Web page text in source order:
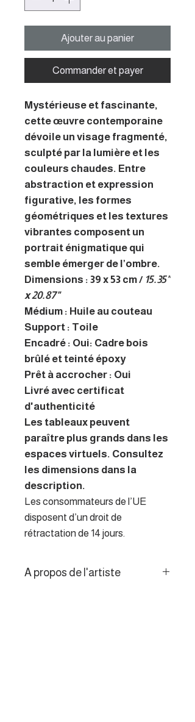
Ajouter au panier
Commander et payer
Mystérieuse et fascinante,
cette œuvre contemporaine
dévoile un visage fragmenté,
sculpté par la lumière et les
couleurs chaudes. Entre
abstraction et expression
figurative, les formes
géométriques et les textures
vibrantes composent un
portrait énigmatique qui
semble émerger de l’ombre.
Dimensions : 39 x 53 cm / 15.35"
x 20.87"
Médium : Huile au couteau
Support : Toile
Encadré : Oui: Cadre bois
brûlé et teinté époxy
Prêt à accrocher : Oui
Livré avec certificat
d'authenticité
Les tableaux peuvent
paraître plus grands dans les
espaces virtuels. Consultez
les dimensions dans la
description.
Les consommateurs de l’UE
disposent d’un droit de
rétractation de 14 jours.
A propos de l'artiste